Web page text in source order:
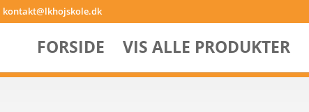
kontakt@lkhojskole.dk
FORSIDE VIS ALLE PRODUKTER